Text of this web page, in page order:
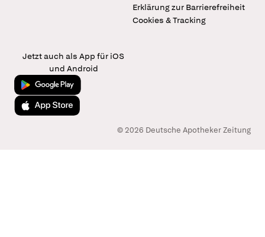
Erklärung zur Barrierefreiheit
Cookies & Tracking
Jetzt auch als App für iOS
und Android
Jetzt bei Google Play
Laden im App Store
© 2026 Deutsche Apotheker Zeitung